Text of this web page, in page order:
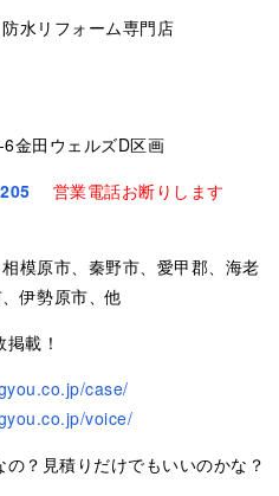
水リフォーム専門店
金田ウェルズD区画
営業電話お断りします
模原市、秦野市、愛甲郡、海老
伊勢原市、他
載！
case/
voice/
？見積りだけでもいいのかな？